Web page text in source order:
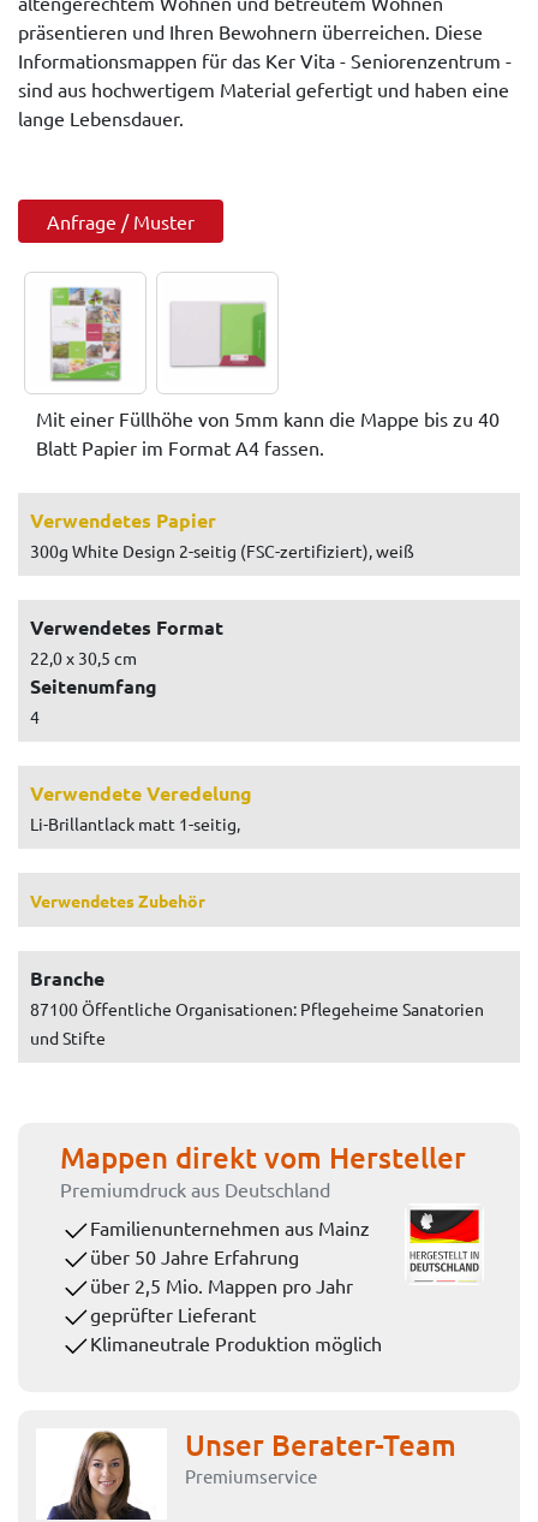
präsentieren und Ihren Bewohnern überreichen. Diese
Informationsmappen für das Ker Vita - Seniorenzentrum -
sind aus hochwertigem Material gefertigt und haben eine
lange Lebensdauer.
Anfrage / Muster
Mit einer Füllhöhe von 5mm kann die Mappe bis zu 40
Blatt Papier im Format A4 fassen.
Verwendetes Papier
300g White Design 2-seitig (FSC-zertifiziert), weiß
Verwendetes Format
22,0 x 30,5 cm
Seitenumfang
4
Verwendete Veredelung
Li-Brillantlack matt 1-seitig,
Verwendetes Zubehör
Branche
87100 Öffentliche Organisationen: Pflegeheime Sanatorien
und Stifte
Mappen direkt vom Hersteller
Premiumdruck aus Deutschland
Familienunternehmen aus Mainz
über 50 Jahre Erfahrung
über 2,5 Mio. Mappen pro Jahr
geprüfter Lieferant
Klimaneutrale Produktion möglich
Unser Berater-Team
Premiumservice